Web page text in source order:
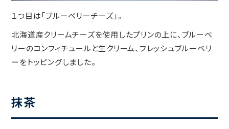
１つ目は「ブルーベリーチーズ」。
北海道産クリームチーズを使用したプリンの上に、ブルーベ
リーのコンフィチュールと生クリーム、フレッシュブルーベリ
ーをトッピングしました。
抹茶